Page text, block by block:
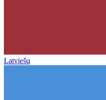
Latviešu